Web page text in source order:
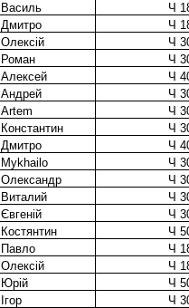
Василь
Ч
Дмитро
Ч
Олексій
Ч
Роман
Ч
Алексей
Ч
Андрей
Ч
Artem
Ч
Константин
Ч
Дмитро
Ч
Mykhailo
Ч
Олександр
Ч
Виталий
Ч
Євгеній
Ч
Костянтин
Ч
Павло
Ч
Олексій
Ч
Юрій
Ч
Iгор
Ч